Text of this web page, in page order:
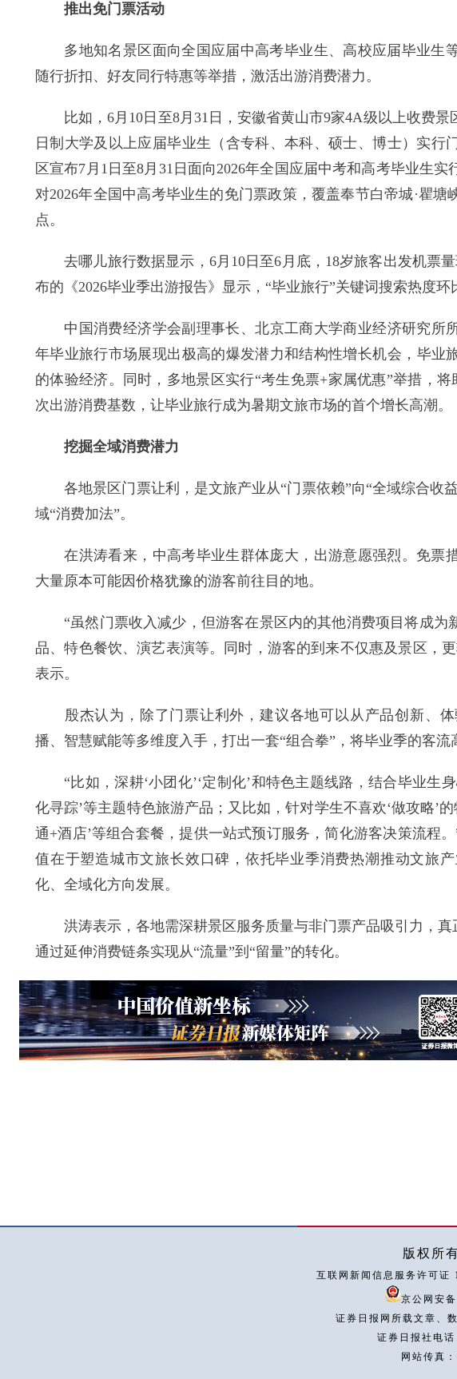
推出免门票活动
多地知名景区面向全国应届中高考毕业生、高校应届毕业生
随行折扣、好友同行特惠等举措，激活出游消费潜力。
比如，6月10日至8月31日，安徽省黄山市9家4A级以上收费景
日制大学及以上应届毕业生（含专科、本科、硕士、博士）实行
区宣布7月1日至8月31日面向2026年全国应届中考和高考毕业生
对2026年全国中高考毕业生的免门票政策，覆盖奉节白帝城·瞿
点。
去哪儿旅行数据显示，6月10日至6月底，18岁旅客出发机票
布的《2026毕业季出游报告》显示，“毕业旅行”关键词搜索热度环
中国消费经济学会副理事长、北京工商大学商业经济研究所
年毕业旅行市场展现出‌极高的爆发潜力和结构性增长机会‌，毕业
的体验经济。同时，多地景区实行“考生免票+家属优惠”举措，
次出游消费基数，让毕业旅行成为暑期文旅市场的首个增长高潮。
挖掘全域消费潜力
各地景区门票让利，是文旅产业从“门票依赖”向“全域综合收
域“消费加法”。
在洪涛看来，中高考毕业生群体庞大，出游意愿强烈。免票措
大量原本可能因价格犹豫的游客前往目的地。
“虽然门票收入减少，但游客在景区内的其他消费项目将成为
品、特色餐饮、演艺表演等。同时，游客的到来不仅惠及景区，
表示。
殷杰认为，除了门票让利外，建议各地可以从产品创新、体
播、智慧赋能等多维度入手，打出一套“组合拳”，将毕业季的客流
“比如，深耕‘小团化’‘定制化’和特色主题线路，结合毕业生
化寻踪’等主题特色旅游产品；又比如，针对学生不喜欢‘做攻略’
通+酒店’等组合套餐，提供一站式预订服务，简化游客决策流程
值在于塑造城市文旅长效口碑，依托毕业季消费热潮推动文旅
化、全域化方向发展。
洪涛表示，各地需深耕景区服务质量与非门票产品吸引力，真
通过延伸消费链条实现从“流量”到“留量”的转化。
版权所
互联网新闻信息服务许可证
京公网安
证券日报网所载文章、
证券日报社电
网站传真